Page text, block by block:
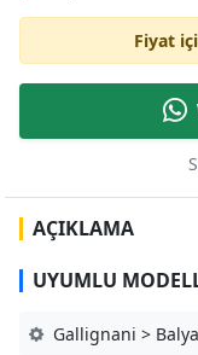
Fiyat
AÇIKLAMA
UYUMLU
Gallignani >